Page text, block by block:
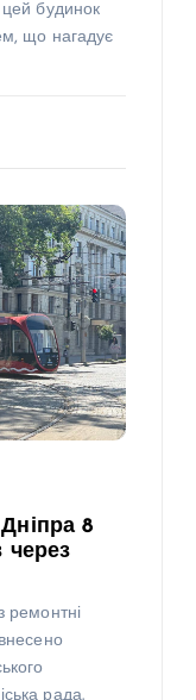
цей будинок
що нагадує
8
через
ремонтні
рада.